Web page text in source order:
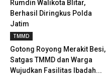
Rumdin Walikota Blitar,
Berhasil Diringkus Polda
Jatim
TMMD
Gotong Royong Merakit Besi,
Satgas TMMD dan Warga
Wujudkan Fasilitas Ibadah...